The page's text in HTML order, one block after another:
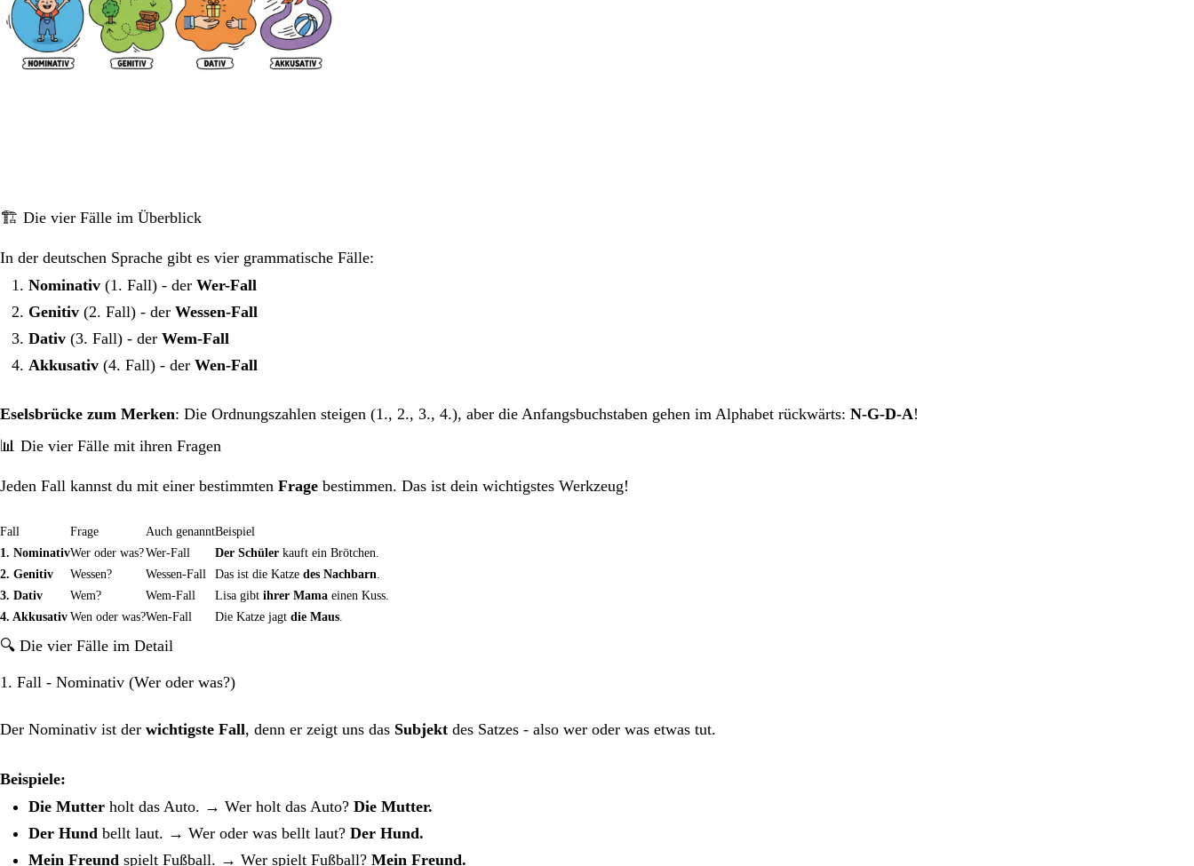
🏗️ Die vier Fälle im Überblick
In der deutschen Sprache gibt es vier grammatische Fälle:
Nominativ (1. Fall) - der Wer-Fall
Genitiv (2. Fall) - der Wessen-Fall
Dativ (3. Fall) - der Wem-Fall
Akkusativ (4. Fall) - der Wen-Fall
Eselsbrücke zum Merken: Die Ordnungszahlen steigen (1., 2., 3., 4.), aber die Anfangsbuchstaben gehen im Alphabet rückwärts: N-G-D-A!
📊 Die vier Fälle mit ihren Fragen
Jeden Fall kannst du mit einer bestimmten Frage bestimmen. Das ist dein wichtigstes Werkzeug!
Fall Frage Auch genanntBeispiel
1. NominativWer oder was?Wer-Fall Der Schüler kauft ein Brötchen.
2. Genitiv
Wessen? Wessen-Fall Das ist die Katze des Nachbarn.
3. Dativ
Wem? Wem-Fall Lisa gibt ihrer Mama einen Kuss.
4. Akkusativ Wen oder was?Wen-Fall Die Katze jagt die Maus.
🔍 Die vier Fälle im Detail
1. Fall - Nominativ (Wer oder was?)
Der Nominativ ist der wichtigste Fall, denn er zeigt uns das Subjekt des Satzes - also wer oder was etwas tut.
Beispiele:
Die Mutter holt das Auto. → Wer holt das Auto? Die Mutter.
Der Hund bellt laut. → Wer oder was bellt laut? Der Hund.
Mein Freund spielt Fußball. → Wer spielt Fußball? Mein Freund.